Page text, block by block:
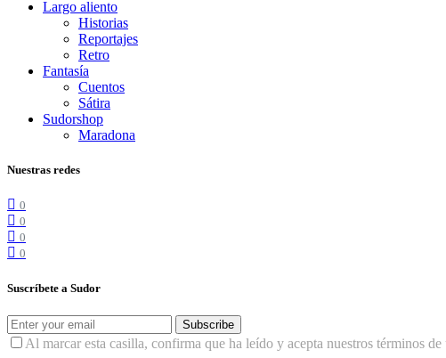
Largo aliento
Historias
Reportajes
Retro
Fantasía
Cuentos
Sátira
Sudorshop
Maradona
Nuestras redes
0
0
0
0
Suscríbete a Sudor
Subscribe
Al marcar esta casilla, confirma que ha leído y acepta nuestros términos